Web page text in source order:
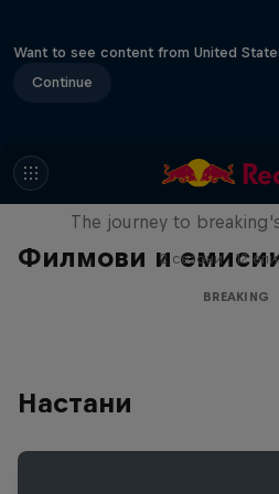
Want to see content from United
Continue
Филмови и
Route to Red
The journey to
2 сезони · 12
BREAKING
Настани